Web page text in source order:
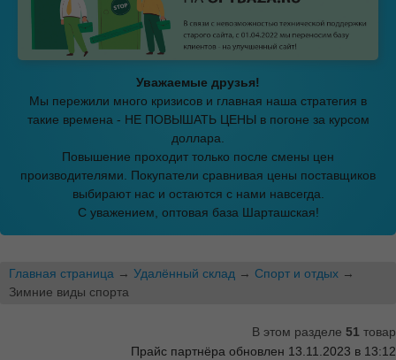
Уважаемые друзья!
Мы пережили много кризисов и главная наша стратегия в
такие времена - НЕ ПОВЫШАТЬ ЦЕНЫ в погоне за курсом
доллара.
Повышение проходит только после смены цен
производителями. Покупатели сравнивая цены поставщиков
выбирают нас и остаются с нами навсегда.
С уважением, оптовая база Шарташская!
Главная страница → Удалённый склад → Спорт и отдых →
Зимние виды спорта
В этом разделе 51 товар
Прайс партнёра обновлен 13.11.2023 в 13:12